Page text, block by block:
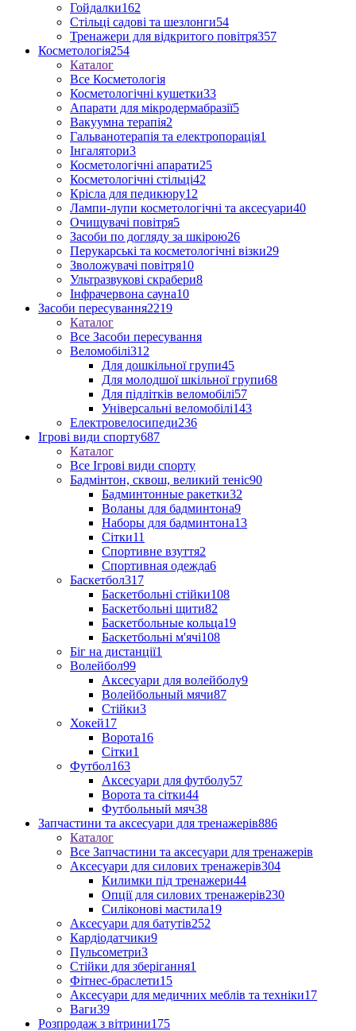
Гойдалки162
Стільці садові та шезлонги54
Тренажери для відкритого повітря357
Косметологія254
Каталог
Все Косметологія
Косметологічні кушетки33
Апарати для мікродермабразії5
Вакуумна терапія2
Гальванотерапія та електропорація1
Інгалятори3
Косметологічні апарати25
Косметологічні стільці42
Крісла для педикюру12
Лампи-лупи косметологічні та аксесуари40
Очищувачі повітря5
Засоби по догляду за шкірою26
Перукарські та косметологічні візки29
Зволожувачі повітря10
Ультразвукові скрабери8
Інфрачервона сауна10
Засоби пересування2219
Каталог
Все Засоби пересування
Веломобілі312
Для дошкільної групи45
Для молодшої шкільної групи68
Для підлітків веломобілі57
Універсальні веломобілі143
Електровелосипеди236
Ігрові види спорту687
Каталог
Все Ігрові види спорту
Бадмінтон, сквош, великий теніс90
Бадминтонные ракетки32
Воланы для бадминтона9
Наборы для бадминтона13
Сітки11
Спортивне взуття2
Спортивная одежда6
Баскетбол317
Баскетбольні стійки108
Баскетбольні щити82
Баскетбольные кольца19
Баскетбольні м'ячі108
Біг на дистанції1
Волейбол99
Аксесуари для волейболу9
Волейбольный мячи87
Стійки3
Хокей17
Ворота16
Сітки1
Футбол163
Аксесуари для футболу57
Ворота та сітки44
Футбольный мяч38
Запчастини та аксесуари для тренажерів886
Каталог
Все Запчастини та аксесуари для тренажерів
Аксесуари для силових тренажерів304
Килимки під тренажери44
Опції для силових тренажерів230
Силіконові мастила19
Аксесуари для батутів252
Кардіодатчики9
Пульсометри3
Стійки для зберігання1
Фітнес-браслети15
Аксесуари для медичних меблів та техніки17
Ваги39
Розпродаж з вітрини175